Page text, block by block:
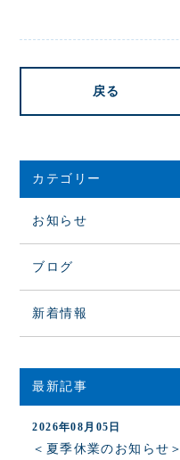
戻る
カテゴリー
お知らせ
ブログ
新着情報
最新記事
2026年08月05日
＜夏季休業のお知らせ＞